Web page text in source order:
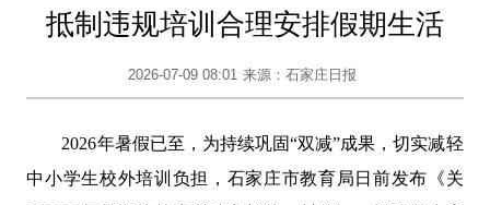
抵制违规培训合理安排假期生活
2026-07-09 08:01 来源：石家庄日报
2026年暑假已至，为持续巩固“双减”成果，切实减轻
中小学生校外培训负担，石家庄市教育局日前发布《关